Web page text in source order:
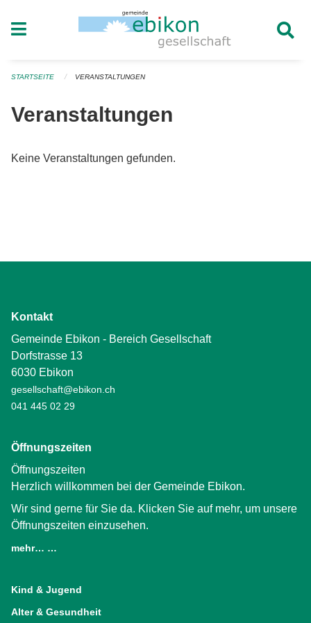
STARTSEITE VERANSTALTUNGEN
Veranstaltungen
Keine Veranstaltungen gefunden.
Kontakt
Gemeinde Ebikon - Bereich Gesellschaft
Dorfstrasse 13
6030 Ebikon
gesellschaft@ebikon.ch
041 445 02 29
Öffnungszeiten
Öffnungszeiten
Herzlich willkommen bei der Gemeinde Ebikon.
Wir sind gerne für Sie da. Klicken Sie auf mehr, um unsere
Öffnungszeiten einzusehen.
mehr… …
Kind & Jugend
Alter & Gesundheit